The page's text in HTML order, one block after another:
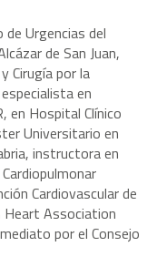
de Urgencias del
de San Juan,
Cirugía por la
en
en Hospital Clínico
Universitario en
instructora en
Cardiovascular de
Heart Association
por el Consejo